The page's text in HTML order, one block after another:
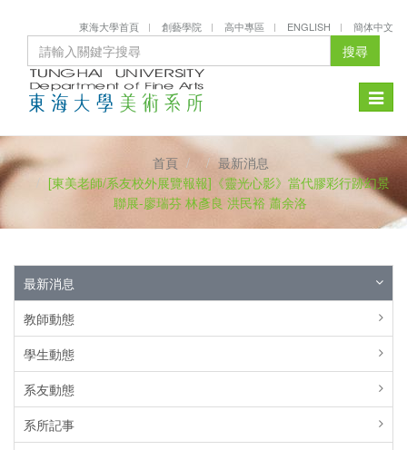
東海大學首頁 創藝學院 高中專區 ENGLISH 簡体中文
搜尋
Toggle
首頁
最新消息
[東美老師/系友校外展覽報報]《靈光心影》當代膠彩行跡幻景
聯展-廖瑞芬 林彥良 洪民裕 蕭余洛
最新消息
教師動態
學生動態
系友動態
系所記事